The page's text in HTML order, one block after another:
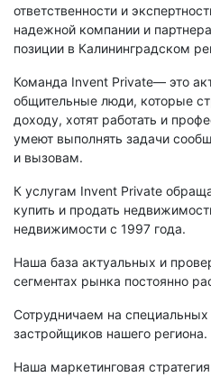
ответственности и
надежной компании и
позиции в Калининградском
Команда Invent Private— это
общительные люди, которые
доходу, хотят работать и
умеют выполнять задачи
и вызовам.
К услугам Invent Private
купить и продать
недвижимости с 1997 года.
Наша база актуальных и
сегментах рынка постоянно
Сотрудничаем на
застройщиков нашего региона.
Наша маркетинговая